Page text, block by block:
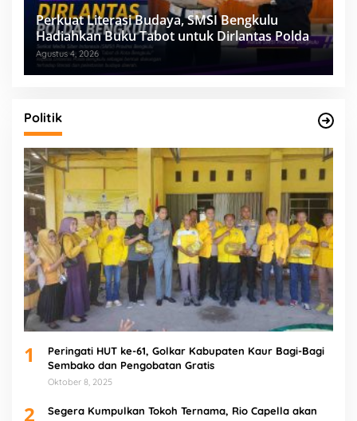
Perkuat Literasi Budaya, SMSI Bengkulu
Hadiahkan Buku Tabot untuk Dirlantas Polda
Agustus 4, 2026
Politik
1
Peringati HUT ke-61, Golkar Kabupaten Kaur Bagi-Bagi
Sembako dan Pengobatan Gratis
Oktober 8, 2025
2
Segera Kumpulkan Tokoh Ternama, Rio Capella akan